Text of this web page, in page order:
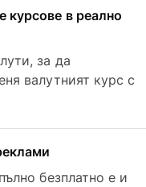
курсове в реално
за да
валутният курс с
безплатно е и